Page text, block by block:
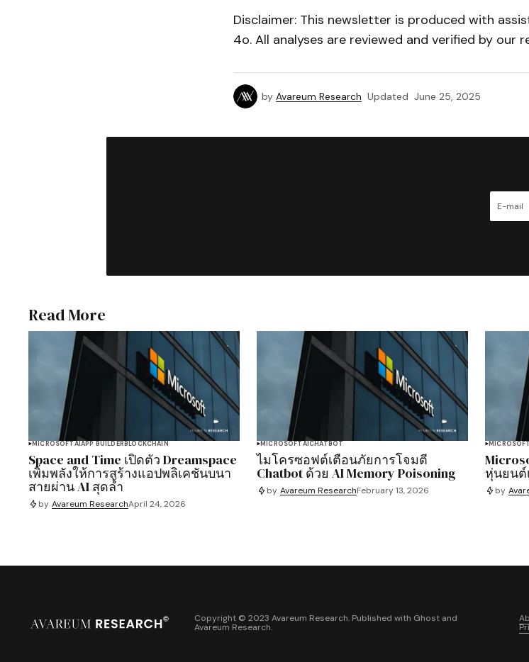
Disclaimer: This newsletter is produced with
4o. All analyses are reviewed and verified by our
by Avareum Research Updated June 25, 2025
Read More
MICROSOFTAI APP BUILDER BLOCKCHAIN
Space and Time เปิดตัว Dreamspace
เพิ่มพลังให้การสร้างแอปพลิเคชันบนา
สายผ่าน AI สุดล้ำ
by Avareum ResearchApril 24, 2026
MICROSOFTAI CHATBOT
ไมโครซอฟต์เตือนภัยการโจมตี
Chatbot ด้วย AI Memory Poisoning
by Avareum ResearchFebruary 13, 2026
MICROSOFT
หุ่นยนต์
by
Copyright © 2023 Avareum Research. Published with Ghost and
Avareum Research.